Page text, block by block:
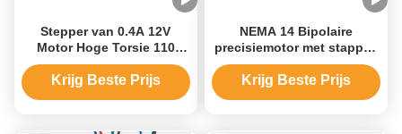
Stepper van 0.4A 12V
Motor Hoge Torsie 110
Bipolaire Stepper van MNm
12V Motor
Krijg Beste Prijs
NEMA 14 Bipolaire
precisiemotor met stappen
120mN.M
Krijg Beste Prijs